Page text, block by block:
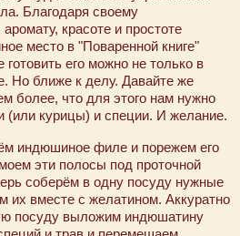
Благодаря своему
красоте и простоте
место в "Поваренной книге"
его можно не только в
Но ближе к делу. Давайте же
более, что для этого нам нужно
(или курицы) и специи. И желание.
индюшиное филе и порежем его
эти полосы под проточной
соберём в одну посуду нужные
их вместе с желатином. Аккуратно
посуду выложим индюшатину